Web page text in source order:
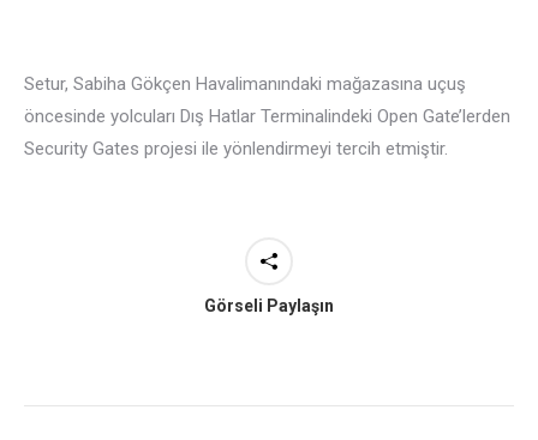
Setur, Sabiha Gökçen Havalimanındaki mağazasına uçuş
öncesinde yolcuları Dış Hatlar Terminalindeki Open Gate’lerden
Security Gates projesi ile yönlendirmeyi tercih etmiştir.
Görseli Paylaşın